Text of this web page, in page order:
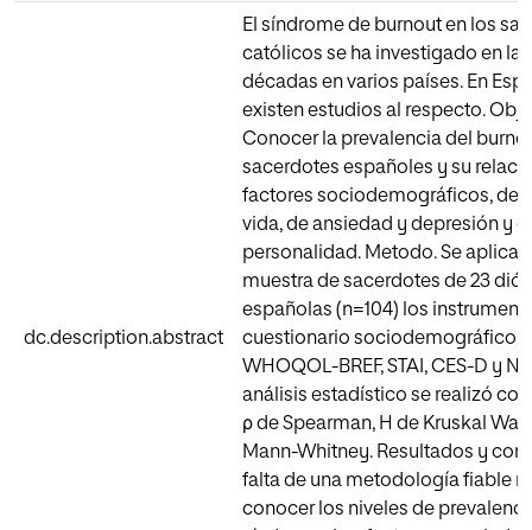
dc.description.abstract
El síndrome de burnout en los
católicos se ha investigado en
décadas en varios países. En
existen estudios al respecto.
Conocer la prevalencia del
sacerdotes españoles y su
factores sociodemográficos, de
vida, de ansiedad y depresión y
personalidad. Metodo. Se
muestra de sacerdotes de 23
españolas (n=104) los
cuestionario sociodemográfico,
WHOQOL-BREF, STAI, CES-D y
análisis estadístico se realizó
ρ de Spearman, H de Kruskal
Mann-Whitney. Resultados y
falta de una metodología fiable
conocer los niveles de